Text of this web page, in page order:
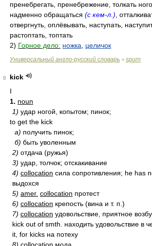
пренебрегать, пренебрежение, толкать
надменно обращаться (с кем-л.) ,
отвергнуть, оплёвывать, наступать,
растоптать, топтать
2) Горное дело: ножка целичок
Универсальный англо-русский словарь > spurn
9
kick
I
1. noun
1) удар ногой, копытом; пинок;
to get the kick
а) получить пинок;
б) быть уволенным
2) отдача (ружья)
3) удар, толчок; отскакивание
4) collocation сила сопротивления; he has
выдохся
5) amer. collocation протест
6) collocation крепость (вина и т. п.)
7) collocation удовольствие, приятное
kick out of smth. находить удовольствие в
it, for kicks на потеху